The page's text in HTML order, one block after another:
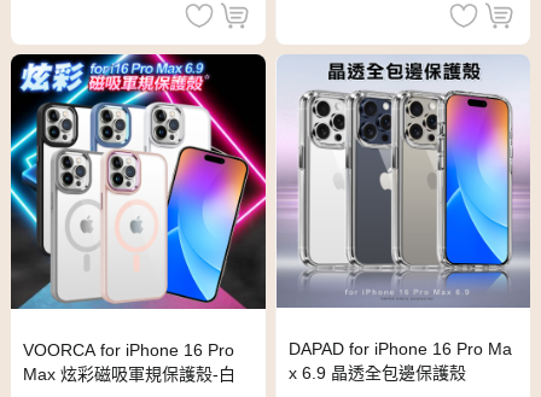
VOORCA for iPhone 16 Pro
Max 炫彩磁吸軍規保護殼-白
DAPAD for iPhone 16 Pro Ma
x 6.9 晶透全包邊保護殼